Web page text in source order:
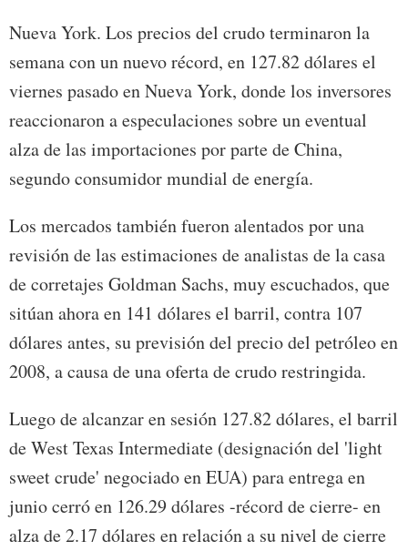
Nueva York. Los precios del crudo terminaron la
semana con un nuevo récord, en 127.82 dólares el
viernes pasado en Nueva York, donde los inversores
reaccionaron a especulaciones sobre un eventual
alza de las importaciones por parte de China,
segundo consumidor mundial de energía.
Los mercados también fueron alentados por una
revisión de las estimaciones de analistas de la casa
de corretajes Goldman Sachs, muy escuchados, que
sitúan ahora en 141 dólares el barril, contra 107
dólares antes, su previsión del precio del petróleo en
2008, a causa de una oferta de crudo restringida.
Luego de alcanzar en sesión 127.82 dólares, el barril
de West Texas Intermediate (designación del 'light
sweet crude' negociado en EUA) para entrega en
junio cerró en 126.29 dólares -récord de cierre- en
alza de 2.17 dólares en relación a su nivel de cierre